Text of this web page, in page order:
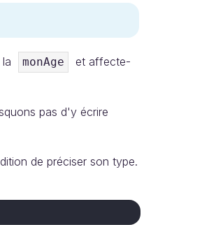
monAge
et affecte-
pas d'y écrire
de préciser son type.